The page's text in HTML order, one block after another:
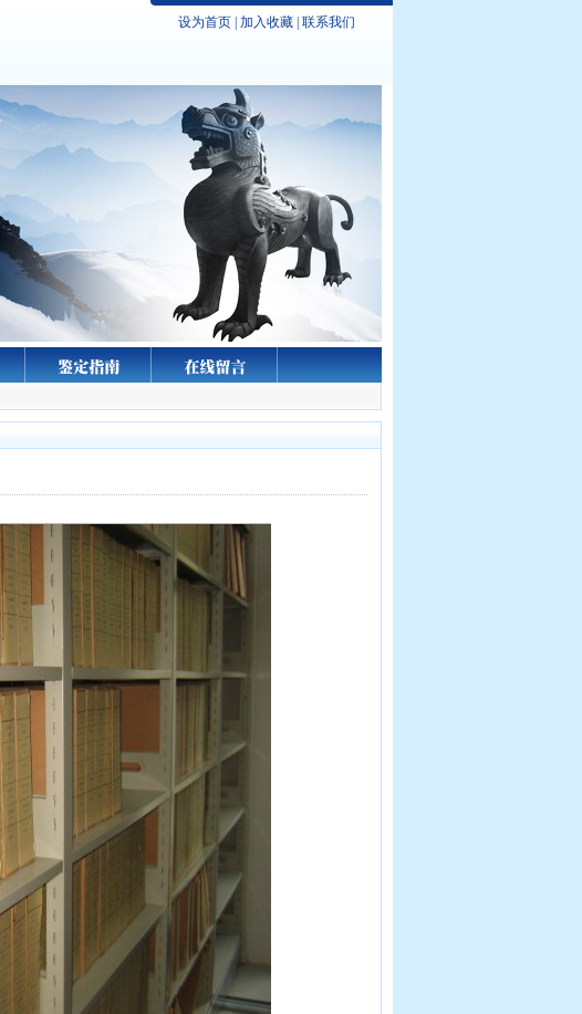
设为首页| 加入收藏| 联系我们